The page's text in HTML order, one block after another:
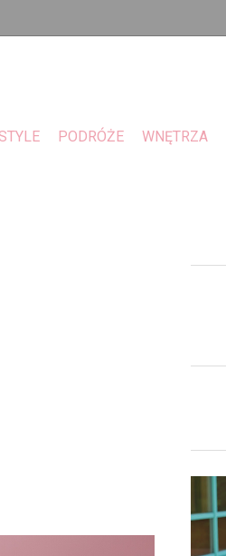
PODRÓŻE WNĘTRZA